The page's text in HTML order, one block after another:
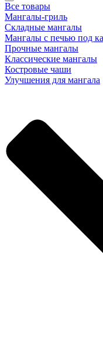
Все товары
Мангалы-гриль
Складные мангалы
Мангалы с печью под
Прочные мангалы
Классические мангалы
Костровые чаши
Улучшения для мангала